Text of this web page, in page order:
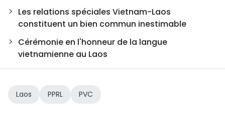
Les relations spéciales Vietnam-Laos
constituent un bien commun inestimable
Cérémonie en l'honneur de la langue
vietnamienne au Laos
Laos PPRL PVC